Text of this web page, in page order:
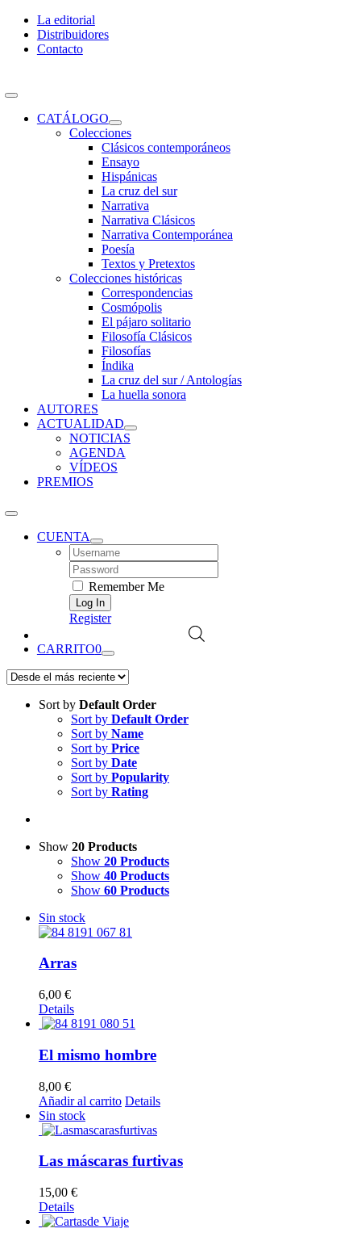
Skip
content
La editorial
Distribuidores
Contacto
Toggle
NavigationCATÁLOGO
Colecciones
Clásicos contemporáneos
Ensayo
Hispánicas
La cruz del sur
Narrativa
Narrativa Clásicos
Narrativa Contemporánea
Poesía
Textos y Pretextos
Colecciones históricas
Correspondencias
Cosmópolis
El pájaro solitario
Filosofía Clásicos
Filosofías
Índika
La cruz del sur / Antologías
La huella sonora
AUTORES
ACTUALIDAD
NOTICIAS
AGENDA
VÍDEOS
PREMIOS
CUENTA
Username:
Password:
Remember Me
Register
CARRITO0
Sort by Default Order
Sort by Default Order
Sort by Name
Sort by Price
Sort by Date
Sort by Popularity
Sort by Rating
Show 20 Products
Show 20 Products
Show 40 Products
Show 60 Products
Sin stock
Arras
6,00 €
Details
El mismo hombre
8,00 €
Añadir al carrito Details
Sin stock
Las máscaras furtivas
15,00 €
Details